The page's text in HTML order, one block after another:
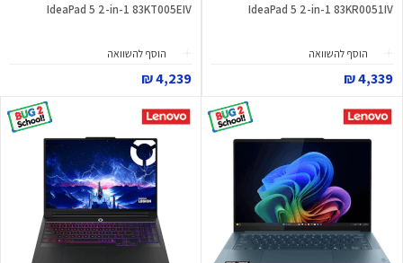
IdeaPad 5 2-in-1 83KR0051IV
הוסף להשוואה
4,339 ₪
IdeaPad 5 2-in-1 83KT005EIV
הוסף להשוואה
4,239 ₪